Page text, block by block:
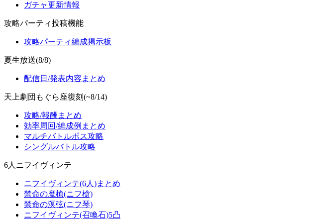
ガチャ更新情報
攻略パーティ投稿機能
攻略パーティ編成掲示板
夏生放送(8/8)
配信日/発表内容まとめ
天上劇団もぐら座復刻(~8/14)
攻略/報酬まとめ
効率周回/編成例まとめ
マルチバトルボス攻略
シングルバトル攻略
6人ニフイヴィンテ
ニフイヴィンテ(6人)まとめ
禁命の魔槍(ニフ槍)
禁命の溟弦(ニフ琴)
ニフイヴィンテ(召喚石)5凸